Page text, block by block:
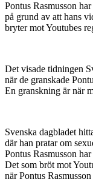
Pontus Rasmusson
på grund av att hans
bryter mot Youtubes
Det visade tidningen
när de granskade
En granskning är när
Svenska dagbladet
där han pratar om
Pontus Rasmusson
Det som bröt mot
när Pontus